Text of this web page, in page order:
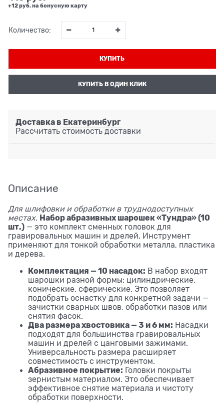
+12 руб. на бонусную карту
Количество:
КУПИТЬ
КУПИТЬ В ОДИН КЛИК
Доставка в Екатеринбург
Рассчитать стоимость доставки
Описание
Для шлифовки и обработки в труднодоступных
местах. Набор абразивных шарошек «Тундра» (10
шт.) — это комплект сменных головок для
гравировальных машин и дрелей. Инструмент
применяют для тонкой обработки металла, пластика
и дерева.
Комплектация — 10 насадок: В набор входят
шарошки разной формы: цилиндрические,
конические, сферические. Это позволяет
подобрать оснастку для конкретной задачи —
зачистки сварных швов, обработки пазов или
снятия фасок.
Два размера хвостовика — 3 и 6 мм: Насадки
подходят для большинства гравировальных
машин и дрелей с цанговыми зажимами.
Универсальность размера расширяет
совместимость с инструментом.
Абразивное покрытие: Головки покрыты
зернистым материалом. Это обеспечивает
эффективное снятие материала и чистоту
обработки поверхности.